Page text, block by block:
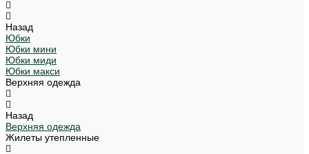
Назад
Юбки
Юбки мини
Юбки миди
Юбки макси
Верхняя одежда
Назад
Верхняя одежда
Жилеты утепленные